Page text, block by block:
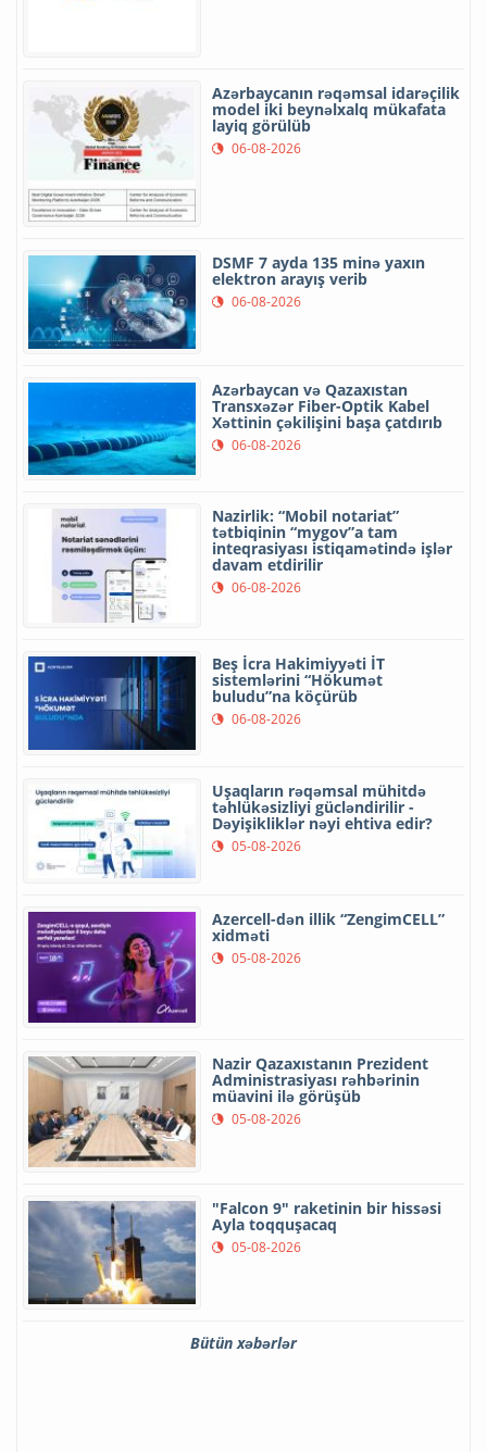
Azərbaycanın rəqəmsal idarəçilik
model iki beynəlxalq mükafata
layiq görülüb
06-08-2026
DSMF 7 ayda 135 minə yaxın
elektron arayış verib
06-08-2026
Azərbaycan və Qazaxıstan
Transxəzər Fiber-Optik Kabel
Xəttinin çəkilişini başa çatdırıb
06-08-2026
Nazirlik: “Mobil notariat”
tətbiqinin “mygov”a tam
inteqrasiyası istiqamətində işlər
davam etdirilir
06-08-2026
Beş İcra Hakimiyyəti İT
sistemlərini “Hökumət
buludu”na köçürüb
06-08-2026
Uşaqların rəqəmsal mühitdə
təhlükəsizliyi gücləndirilir -
Dəyişikliklər nəyi ehtiva edir?
05-08-2026
Azercell-dən illik “ZengimCELL”
xidməti
05-08-2026
Nazir Qazaxıstanın Prezident
Administrasiyası rəhbərinin
müavini ilə görüşüb
05-08-2026
"Falcon 9" raketinin bir hissəsi
Ayla toqquşacaq
05-08-2026
Bütün xəbərlər